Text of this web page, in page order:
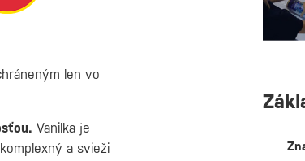
len vo
Vanilka je
a svieži